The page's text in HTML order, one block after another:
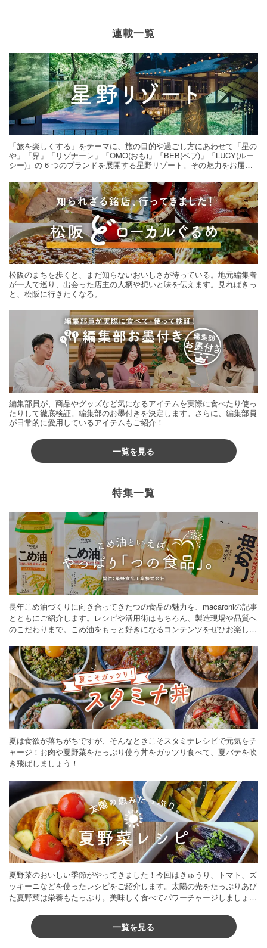
連載一覧
「旅を楽しくする」をテーマに、旅の目的や過ごし方にあわせて「星の
や」「界」「リゾナーレ」「OMO(おも)」「BEB(ベブ)」「LUCY(ルー
シー)」の 6 つのブランドを展開する星野リゾート。その魅力をお届け
松阪のまちを歩くと、まだ知らないおいしさが待っている。地元編集者
が一人で巡り、出会った店主の人柄や想いと味を伝えます。見ればきっ
と、松阪に行きたくなる。
編集部員が、商品やグッズなど気になるアイテムを実際に食べたり使っ
たりして徹底検証。編集部のお墨付きを決定します。さらに、編集部員
が日常的に愛用しているアイテムもご紹介！
一覧を見る
特集一覧
長年こめ油づくりに向き合ってきたつの食品の魅力を、macaroniの記事
とともにご紹介します。レシピや活用術はもちろん、製造現場や品質へ
のこだわりまで。こめ油をもっと好きになるコンテンツをぜひお楽しみ
夏は食欲が落ちがちですが、そんなときこそスタミナレシピで元気をチ
ャージ！お肉や夏野菜をたっぷり使う丼をガッツリ食べて、夏バテを吹
き飛ばしましょう！
夏野菜のおいしい季節がやってきました！今回はきゅうり、トマト、ズ
ッキーニなどを使ったレシピをご紹介します。太陽の光をたっぷりあび
た夏野菜は栄養もたっぷり。美味しく食べてパワーチャージしましょう
一覧を見る